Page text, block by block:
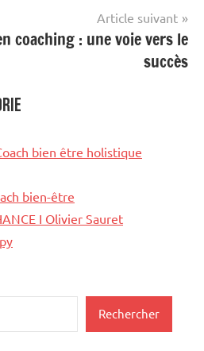
Article suivant
coaching : une voie vers le
succès
bien être holistique
bien-être
I Olivier Sauret
Rechercher